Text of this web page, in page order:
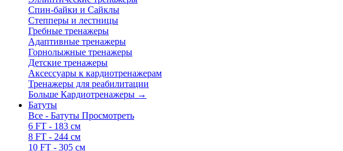
Спин-байки и Сайклы
Степперы и лестницы
Гребные тренажеры
Адаптивные тренажеры
Горнолыжные тренажеры
Детские тренажеры
Аксессуары к кардиотренажерам
Тренажеры для реабилитации
Больше Кардиотренажеры →
Батуты
Все - Батуты Просмотреть
6 FT - 183 см
8 FT - 244 см
10 FT - 305 см